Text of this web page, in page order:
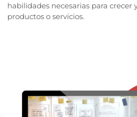
habilidades necesarias para crecer
productos o servicios.